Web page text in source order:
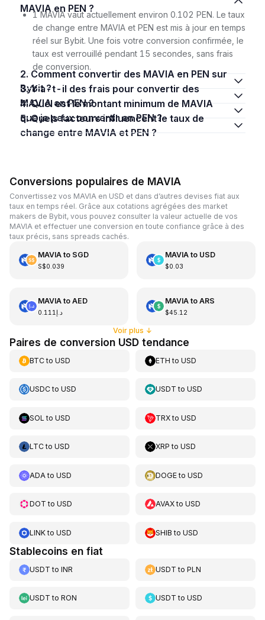
MAVIA en PEN ?
1 MAVIA vaut actuellement environ 0.102 PEN. Le taux
de change entre MAVIA et PEN est mis à jour en temps
réel sur Bybit. Une fois votre conversion confirmée, le
taux est verrouillé pendant 15 secondes, sans frais
de conversion.
2. Comment convertir des MAVIA en PEN sur
Bybit ?
3. Y a-t-il des frais pour convertir des
MAVIA en PEN ?
4. Quel est le montant minimum de MAVIA
que je peux convertir en PEN ?
5. Quels facteurs influencent le taux de
change entre MAVIA et PEN ?
Conversions populaires de MAVIA
Convertissez vos MAVIA en USD et dans d’autres devises fiat aux
taux en temps réel. Grâce aux cotations agrégées des market
makers de Bybit, vous pouvez consulter la valeur actuelle de vos
MAVIA et effectuer une conversion en toute confiance grâce à des
taux précis, sans spreads cachés.
MAVIAto SGD
S$0.039
MAVIAto USD
$0.03
MAVIAto AED
د.إ0.111
MAVIAto ARS
$45.12
Voir plus ↓
Paires de conversion USD tendance
BTCto USD ETH toUSD
USDCto USD USDT toUSD
SOL to USD TRXtoUSD
LTCto USD XRP toUSD
ADA to USD DOGEtoUSD
DOT to USD AVAXtoUSD
LINKto USD SHIB toUSD
Stablecoins en fiat
USDT to INR USDT toPLN
USDT to RON USDT toUSD